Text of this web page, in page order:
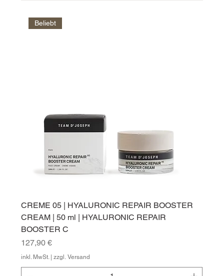
Beliebt
CREME 05 | HYALURONIC REPAIR BOOSTER
CREAM | 50 ml | HYALURONIC REPAIR
BOOSTER C
Preis
127,90 €
inkl. MwSt.|zzgl. Versand